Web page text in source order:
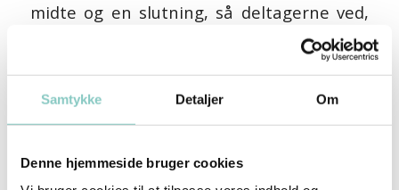
Samtykke Detaljer Om
Denne hjemmeside bruger cookies
midte og en slutning, så deltagerne ved,
hvad de ‘skal igennem’. Samtidig er
fortællingen limen, der binder eventen
sammen og underbygger jeres valg i alt
fra look & feel på invitation, til opbygning